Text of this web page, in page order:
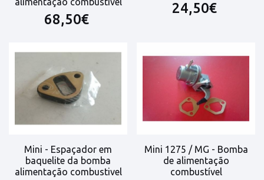
68,50€
24,50€
Mini - Espaçador em
baquelite da bomba
alimentação combustivel
Mini 1275 / MG - Bomba
de alimentação
combustível